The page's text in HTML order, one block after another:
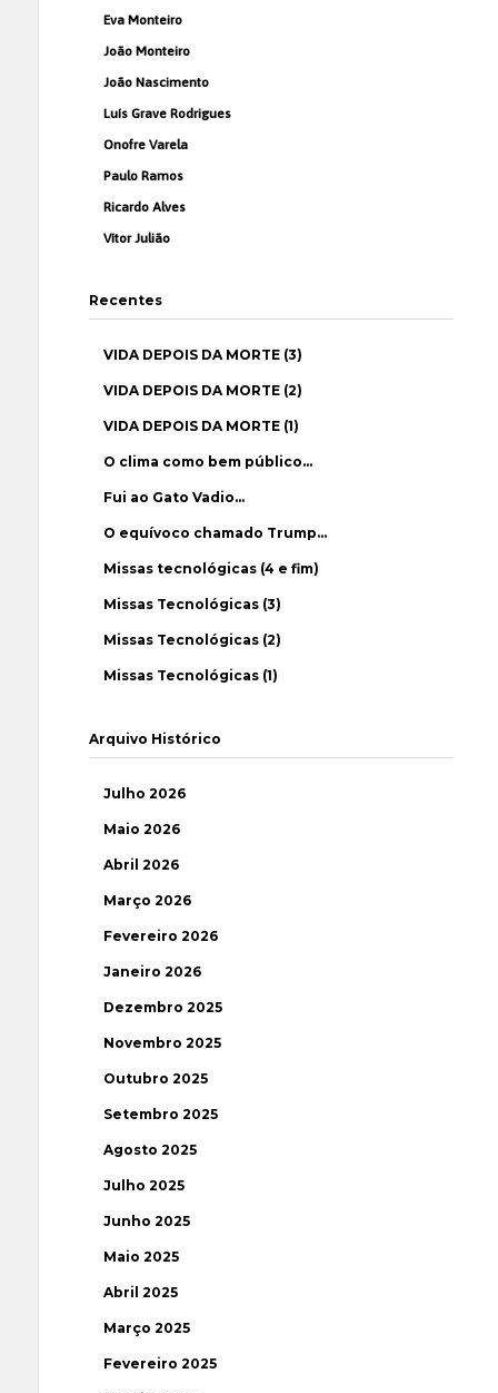
Eva Monteiro
João Monteiro
João Nascimento
Luís Grave Rodrigues
Onofre Varela
Paulo Ramos
Ricardo Alves
Vítor Julião
Recentes
VIDA DEPOIS DA MORTE (3)
VIDA DEPOIS DA MORTE (2)
VIDA DEPOIS DA MORTE (1)
O clima como bem público…
Fui ao Gato Vadio…
O equívoco chamado Trump…
Missas tecnológicas (4 e fim)
Missas Tecnológicas (3)
Missas Tecnológicas (2)
Missas Tecnológicas (1)
Arquivo Histórico
Julho 2026
Maio 2026
Abril 2026
Março 2026
Fevereiro 2026
Janeiro 2026
Dezembro 2025
Novembro 2025
Outubro 2025
Setembro 2025
Agosto 2025
Julho 2025
Junho 2025
Maio 2025
Abril 2025
Março 2025
Fevereiro 2025